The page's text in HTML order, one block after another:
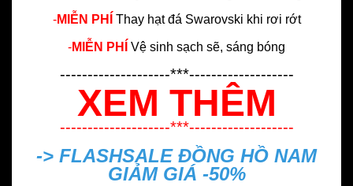
-MIỄN PHÍ Thay hạt đá Swarovski khi rơi rớt
-MIỄN PHÍ Vệ sinh sạch sẽ, sáng bóng
--------------------***-------------------
XEM THÊM
--------------------***-------------------
-> FLASHSALE ĐỒNG HỒ NAM
GIẢM GIÁ -50%